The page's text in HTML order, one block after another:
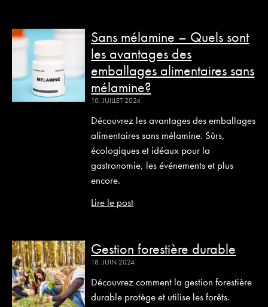
Sans mélamine – Quels sont
les avantages des
emballages alimentaires sans
mélamine?
10. JUILLET 2024
Découvrez les avantages des emballages
alimentaires sans mélamine. Sûrs,
écologiques et idéaux pour la
gastronomie, les événements et plus
encore.
Lire le post
Gestion forestière durable
18. JUIN 2024
Découvrez comment la gestion forestière
durable protège et utilise les forêts.